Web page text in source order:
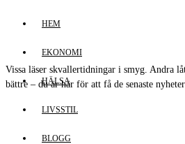
HEM
EKONOMI
HÄLSA
LIVSSTIL
BLOGG
Vissa läser skvallertidningar i smyg. Andra
bättre – du är här för att få de senaste